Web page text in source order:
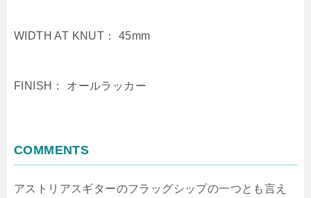
WIDTH AT KNUT： 45mm
FINISH： オールラッカー
COMMENTS
アストリアスギターのフラッグシップの一つとも言え